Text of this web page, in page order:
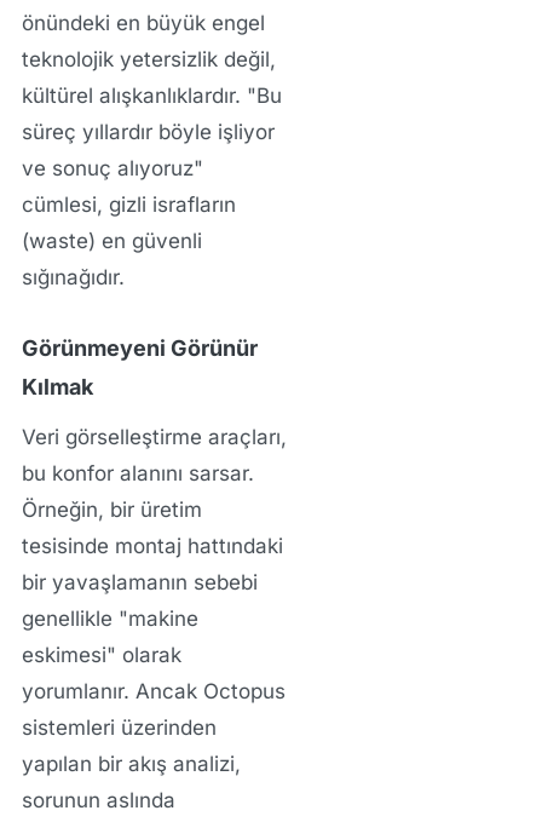
önündeki en büyük engel
teknolojik yetersizlik değil,
kültürel alışkanlıklardır. "Bu
süreç yıllardır böyle işliyor
ve sonuç alıyoruz"
cümlesi, gizli israfların
(waste) en güvenli
sığınağıdır.
Görünmeyeni Görünür
Kılmak
Veri görselleştirme araçları,
bu konfor alanını sarsar.
Örneğin, bir üretim
tesisinde montaj hattındaki
bir yavaşlamanın sebebi
genellikle "makine
eskimesi" olarak
yorumlanır. Ancak Octopus
sistemleri üzerinden
yapılan bir akış analizi,
sorunun aslında